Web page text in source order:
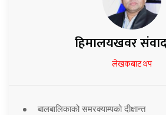
हिमालयखवर
लेखकबाट थप
बालबालिकाको समरक्याम्पको दीक्षान्त